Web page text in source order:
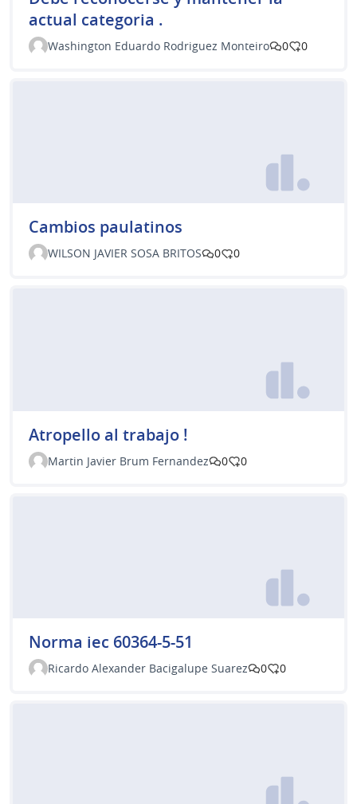
actual categoria .
Washington Eduardo Rodriguez Monteiro 0 0
Cambios paulatinos
WILSON JAVIER SOSA BRITOS 0 0
Atropello al trabajo !
Martin Javier Brum Fernandez 0 0
Norma iec 60364-5-51
Ricardo Alexander Bacigalupe Suarez 0 0